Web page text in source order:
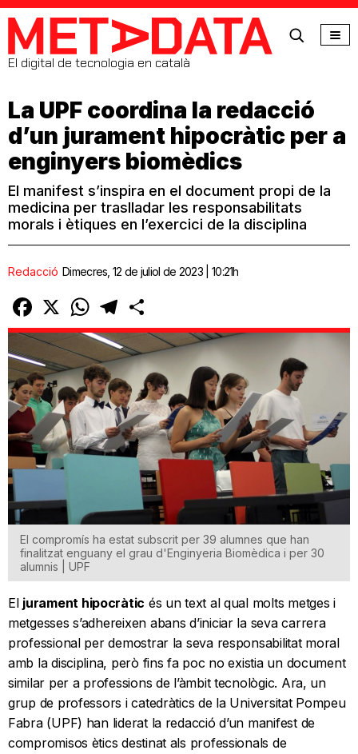
MetaData
El digital de tecnologia en català
La UPF coordina la redacció
d’un jurament hipocràtic per a
enginyers biomèdics
El manifest s’inspira en el document propi de la
medicina per traslladar les responsabilitats
morals i ètiques en l’exercici de la disciplina
Redacció Dimecres, 12 de juliol de 2023 | 10:21h
Facebook
X WhatsAppTelegram
El compromís ha estat subscrit per 39 alumnes que han
finalitzat enguany el grau d'Enginyeria Biomèdica i per 30
alumnis | UPF
El jurament hipocràtic és un text al qual molts metges i
metgesses s’adhereixen abans d’iniciar la seva carrera
professional per demostrar la seva responsabilitat moral
amb la disciplina, però fins fa poc no existia un document
similar per a professions de l’àmbit tecnològic. Ara, un
grup de professors i catedràtics de la Universitat Pompeu
Fabra (UPF) han liderat la redacció d’un manifest de
compromisos ètics destinat als professionals de